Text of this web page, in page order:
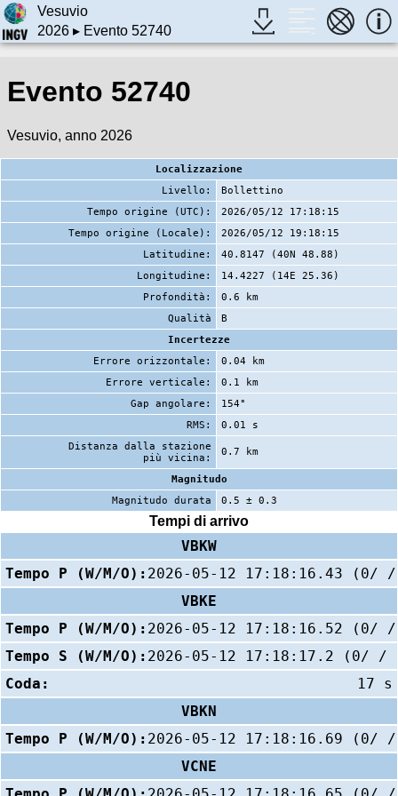
Vesuvio
2026▸ Evento 52740
Evento 52740
Vesuvio, anno 2026
Localizzazione
Livello:
Bollettino
Tempo origine (UTC):
2026/05/12 17:18:15
Tempo origine (Locale):
2026/05/12 19:18:15
Latitudine:
40.8147 (40N 48.88)
Longitudine:
14.4227 (14E 25.36)
Profondità:
0.6 km
Qualità
B
Incertezze
Errore orizzontale:
0.04 km
Errore verticale:
0.1 km
Gap angolare:
154°
RMS:
0.01 s
Distanza dalla stazione
più vicina:
0.7 km
Magnitudo
Magnitudo durata
0.5 ± 0.3
Tempi di arrivo
VBKW
Tempo P (W/M/O): 2026-05-12 17:18:16.43 (0/
VBKE
Tempo P (W/M/O): 2026-05-12 17:18:16.52 (0/
Tempo S (W/M/O): 2026-05-12 17:18:17.2 (0/ /
Coda:
17 s
VBKN
Tempo P (W/M/O): 2026-05-12 17:18:16.69 (0/
VCNE